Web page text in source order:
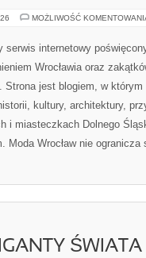
MOŻLIWOŚĆ
serwis internetowy
Wrocławia oraz
jest blogiem, w
kultury, architektury,
i miasteczkach Dolnego
Wrocław nie ogranicza
ŚWIATA